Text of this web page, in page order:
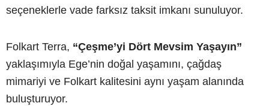
seçeneklerle vade farksız taksit imkanı sunuluyor.
Folkart Terra, “Çeşme’yi Dört Mevsim Yaşayın”
yaklaşımıyla Ege’nin doğal yaşamını, çağdaş
mimariyi ve Folkart kalitesini aynı yaşam alanında
buluşturuyor.